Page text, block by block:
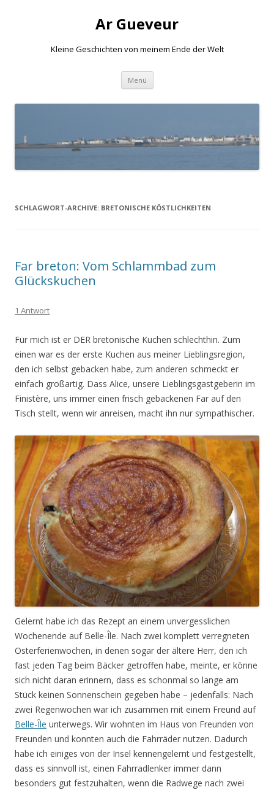
Ar Gueveur
Kleine Geschichten von meinem Ende der Welt
Menü Springe
Inhalt
SCHLAGWORT-ARCHIVE: BRETONISCHE KÖSTLICHKEITEN
Far breton: Vom Schlammbad zum
Glückskuchen
1 Antwort
Für mich ist er DER bretonische Kuchen schlechthin. Zum
einen war es der erste Kuchen aus meiner Lieblingsregion,
den ich selbst gebacken habe, zum anderen schmeckt er
einfach großartig. Dass Alice, unsere Lieblingsgastgeberin im
Finistère, uns immer einen frisch gebackenen Far auf den
Tisch stellt, wenn wir anreisen, macht ihn nur sympathischer.
Gelernt habe ich das Rezept an einem unvergesslichen
Wochenende auf Belle-Île. Nach zwei komplett verregneten
Osterferienwochen, in denen sogar der ältere Herr, den ich
fast jeden Tag beim Bäcker getroffen habe, meinte, er könne
sich nicht daran erinnern, dass es schonmal so lange am
Stück keinen Sonnenschein gegeben habe – jedenfalls: Nach
zwei Regenwochen war ich zusammen mit einem Freund auf
Belle-Île unterwegs. Wir wohnten im Haus von Freunden von
Freunden und konnten auch die Fahrräder nutzen. Dadurch
habe ich einiges von der Insel kennengelernt und festgestellt,
dass es sinnvoll ist, einen Fahrradlenker immer dann
besonders gut festzuhalten, wenn die Radwege nach zwei